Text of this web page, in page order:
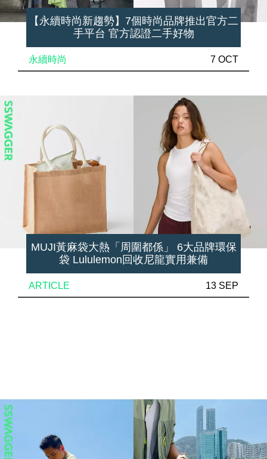
【永續時尚新趨勢】7個時尚品牌推出官方二
手平台 官方認證二手好物
永續時尚 7 OCT
MUJI黃麻袋大熱「周圍都係」 6大品牌環保
袋 Lululemon回收尼龍實用兼備
ARTICLE 13 SEP